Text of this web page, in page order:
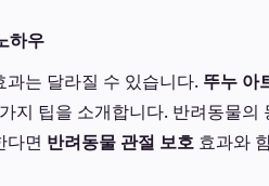
하우
는 달라질 수 있습니다. 뚜누 아
지 팁을 소개합니다. 반려동물의
다면 반려동물 관절 보호 효과와